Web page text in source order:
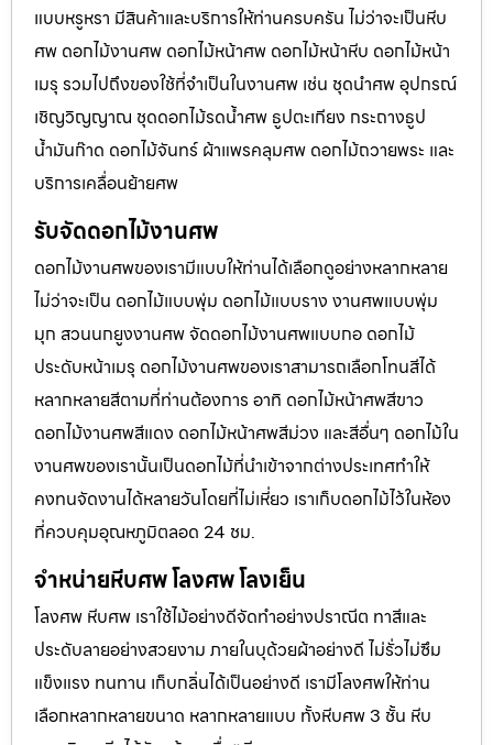
แบบหรูหรา มีสินค้าและบริการให้ท่านครบครัน ไม่ว่าจะเป็นหีบ
ศพ ดอกไม้งานศพ ดอกไม้หน้าศพ ดอกไม้หน้าหีบ ดอกไม้หน้า
เมรุ รวมไปถึงของใช้ที่จำเป็นในงานศพ เช่น ชุดนำศพ อุปกรณ์
เชิญวิญญาณ ชุดดอกไม้รดน้ำศพ ธูปตะเกียง กระถางธูป
น้ำมันก๊าด ดอกไม้จันทร์ ผ้าแพรคลุมศพ ดอกไม้ถวายพระ และ
บริการเคลื่อนย้ายศพ
รับจัดดอกไม้งานศพ
ดอกไม้งานศพของเรามีแบบให้ท่านได้เลือกดูอย่างหลากหลาย
ไม่ว่าจะเป็น ดอกไม้แบบพุ่ม ดอกไม้แบบราง งานศพแบบพุ่ม
มุก สวนนกยูงงานศพ จัดดอกไม้งานศพแบบกอ ดอกไม้
ประดับหน้าเมรุ ดอกไม้งานศพของเราสามารถเลือกโทนสีได้
หลากหลายสีตามที่ท่านต้องการ อาทิ ดอกไม้หน้าศพสีขาว
ดอกไม้งานศพสีแดง ดอกไม้หน้าศพสีม่วง และสีอื่นๆ ดอกไม้ใน
งานศพของเรานั้นเป็นดอกไม้ที่นำเข้าจากต่างประเทศทำให้
คงทนจัดงานได้หลายวันโดยที่ไม่เหี่ยว เราเก็บดอกไม้ไว้ในห้อง
ที่ควบคุมอุณหภูมิตลอด 24 ชม.
จำหน่ายหีบศพ โลงศพ โลงเย็น
โลงศพ หีบศพ เราใช้ไม้อย่างดีจัดทำอย่างปราณีต ทาสีและ
ประดับลายอย่างสวยงาม ภายในบุด้วยผ้าอย่างดี ไม่รั่วไม่ซึม
แข็งแรง ทนทาน เก็บกลิ่นได้เป็นอย่างดี เรามีโลงศพให้ท่าน
เลือกหลากหลายขนาด หลากหลายแบบ ทั้งหีบศพ 3 ชั้น หีบ